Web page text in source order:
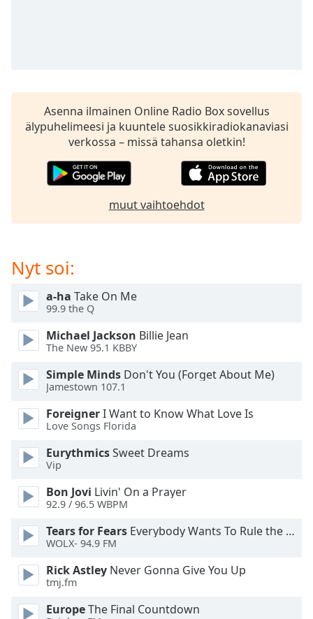
Chapters
Descriptions
descriptions
subtitles
opens
subtitles
settings
dialog
off
selected
Audio
Track
Picture-
in-
Fullscreen
This
window.
Beginning
Asenna ilmainen Online Radio Box sovellus
älypuhelimeesi ja kuuntele suosikkiradiokanaviasi
verkossa – missä tahansa oletkin!
muut vaihtoehdot
Nyt soi:
a-ha Take On Me
99.9 the Q
Michael Jackson Billie Jean
The New 95.1 KBBY
Simple Minds Don't You (Forget About Me)
Jamestown 107.1
ForeignerI Want to Know What Love Is
Love Songs Florida
EurythmicsSweet Dreams
Vip
Bon Jovi Livin' On a Prayer
92.9 / 96.5 WBPM
Tears for Fears Everybody Wants To Rule the World
WOLX- 94.9 FM
Rick Astley Never Gonna Give You Up
tmj.fm
EuropeThe Final Countdown